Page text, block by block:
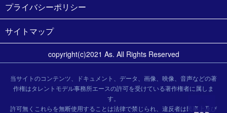
プライバシーポリシー
サイトマップ
copyright(c)2021 As. All Rights Reserved
当サイトのコンテンツ、ドキュメント、データ、画像、映像、音声などの著
作権はタレントモデル事務所エースの許可を受けている著作権者に属しま
す。
許可無くこれらを無断使用することは法律で禁じられ、違反者は民事上及び